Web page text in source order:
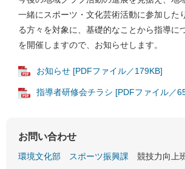
一緒にスポーツ・文化芸術活動に参加した
る方々を対象に、基礎的なことから指導に
を開催しますので、お知らせします。
お知らせ [PDFファイル／179KB]
指導者研修会チラシ [PDFファイル／
お問い合わせ
環境文化部 スポーツ振興課
競技力向上